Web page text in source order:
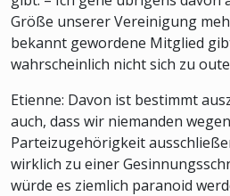
Größe unserer Vereinigung
bekannt gewordene Mitglied
wahrscheinlich nicht sich zu
Etienne: Davon ist bestimmt
auch, dass wir niemanden
Parteizugehörigkeit
wirklich zu einer
würde es ziemlich paranoid